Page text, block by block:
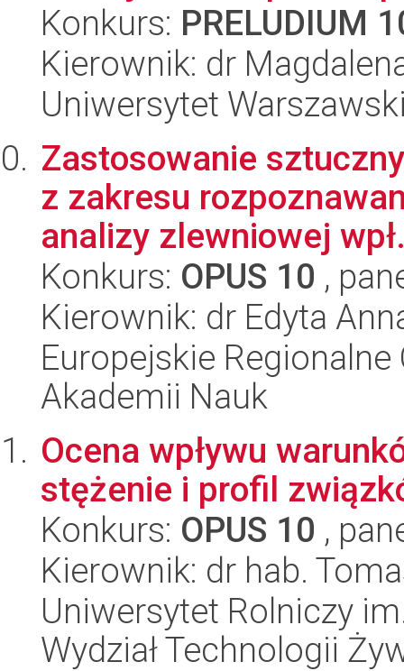
Konkurs: PRELUDIUM
Kierownik: dr
Uniwersytet
Zastosowanie
z zakresu
analizy zlewniowej
Konkurs: OPUS 10 ,
Kierownik: dr Edyta
Europejskie
Akademii Nauk
Ocena wpływu
stężenie i profil
Konkurs: OPUS 10 ,
Kierownik: dr hab.
Uniwersytet Rolniczy
Wydział Technologii